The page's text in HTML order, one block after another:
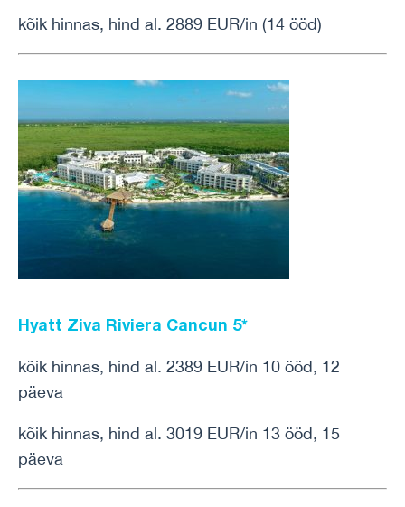
kõik hinnas, hind al. 2889 EUR/in (14 ööd)
Hyatt Ziva Riviera Cancun 5*
kõik hinnas, hind al. 2389 EUR/in 10 ööd, 12
päeva
kõik hinnas, hind al. 3019 EUR/in 13 ööd, 15
päeva